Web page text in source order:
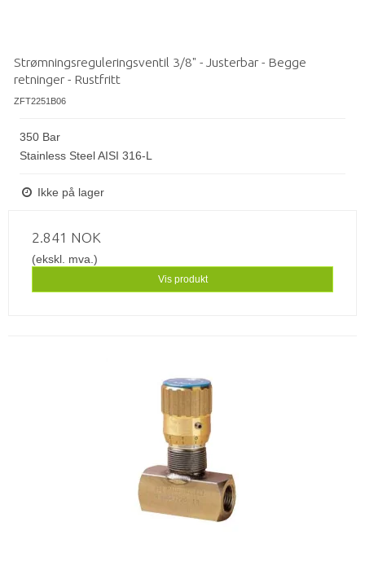
Strømningsreguleringsventil 3/8" - Justerbar - Begge
retninger - Rustfritt
ZFT2251B06
350 Bar
Stainless Steel AISI 316-L
Ikke på lager
2.841 NOK
(ekskl. mva.)
Vis produkt